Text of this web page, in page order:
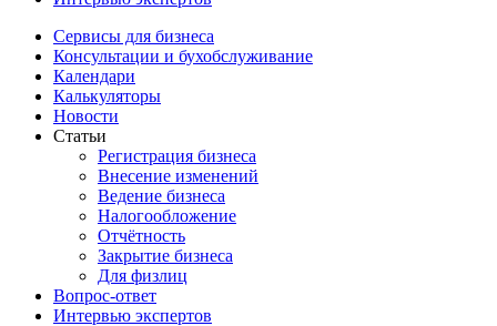
Сервисы для бизнеса
Консультации и бухобслуживание
Календари
Калькуляторы
Новости
Статьи
Регистрация бизнеса
Внесение изменений
Ведение бизнеса
Налогообложение
Отчётность
Закрытие бизнеса
Для физлиц
Вопрос-ответ
Интервью экспертов